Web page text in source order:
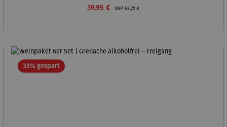
Verkaufspreis:
39,95 € UVP Regulärer Preis:
53,70 €
33% gespartRabatt